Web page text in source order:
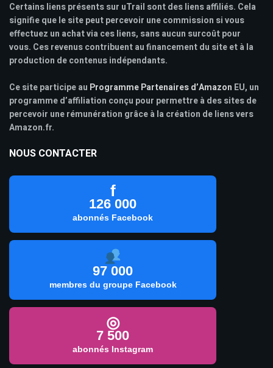
Certains liens présents sur uTrail sont des liens affiliés. Cela
signifie que le site peut percevoir une commission si vous
effectuez un achat via ces liens, sans aucun surcoût pour
vous. Ces revenus contribuent au financement du site et à la
production de contenus indépendants.
Ce site participe au Programme Partenaires d’Amazon EU, un
programme d’affiliation conçu pour permettre à des sites de
percevoir une rémunération grâce à la création de liens vers
Amazon.fr.
NOUS CONTACTER
f
126 000
abonnés Facebook
97 000
membres du groupe Facebook
◎
7 500
abonnés Instagram